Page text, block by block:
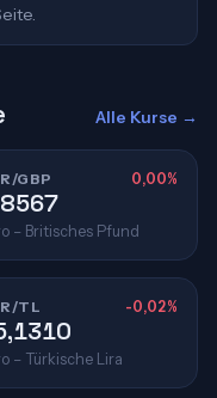
Alle Kurse →
GBP 0,00%
– Britisches Pfund
TL -0,02%
– Türkische Lira